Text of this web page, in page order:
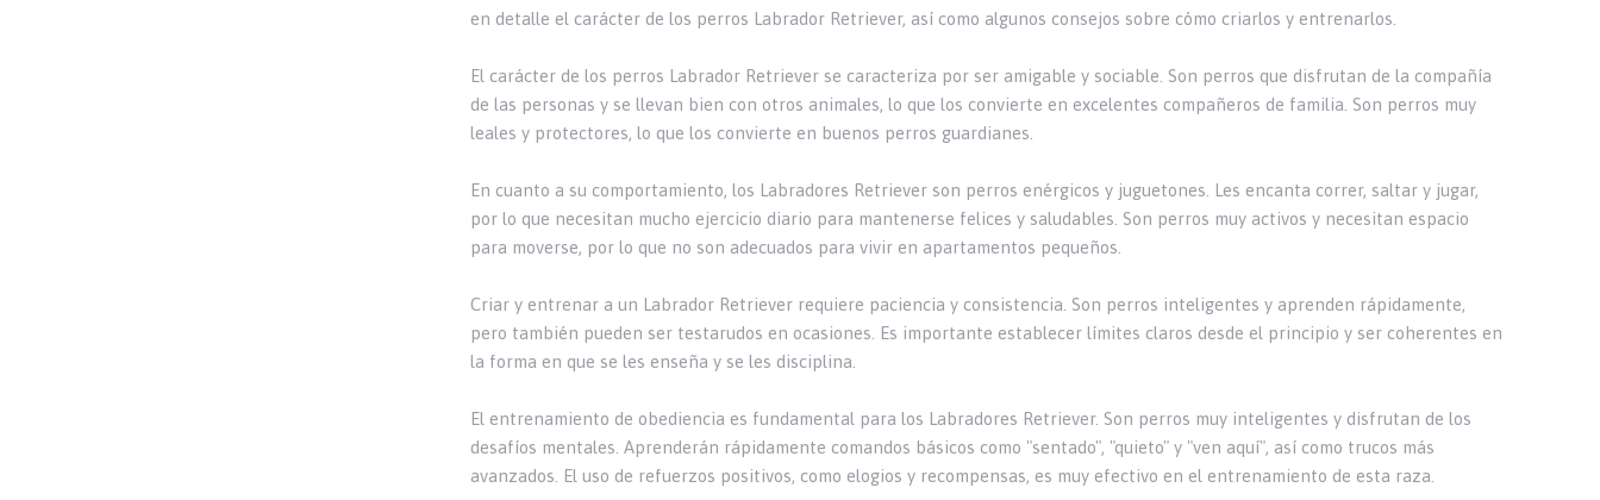
en detalle el carácter de los perros Labrador Retriever, así como algunos consejos sobre cómo criarlos y entrenarlos.
El carácter de los perros Labrador Retriever se caracteriza por ser amigable y sociable. Son perros que disfrutan de la compañía
de las personas y se llevan bien con otros animales, lo que los convierte en excelentes compañeros de familia. Son perros muy
leales y protectores, lo que los convierte en buenos perros guardianes.
En cuanto a su comportamiento, los Labradores Retriever son perros enérgicos y juguetones. Les encanta correr, saltar y jugar,
por lo que necesitan mucho ejercicio diario para mantenerse felices y saludables. Son perros muy activos y necesitan espacio
para moverse, por lo que no son adecuados para vivir en apartamentos pequeños.
Criar y entrenar a un Labrador Retriever requiere paciencia y consistencia. Son perros inteligentes y aprenden rápidamente,
pero también pueden ser testarudos en ocasiones. Es importante establecer límites claros desde el principio y ser coherentes en
la forma en que se les enseña y se les disciplina.
El entrenamiento de obediencia es fundamental para los Labradores Retriever. Son perros muy inteligentes y disfrutan de los
desafíos mentales. Aprenderán rápidamente comandos básicos como "sentado", "quieto" y "ven aquí", así como trucos más
avanzados. El uso de refuerzos positivos, como elogios y recompensas, es muy efectivo en el entrenamiento de esta raza.